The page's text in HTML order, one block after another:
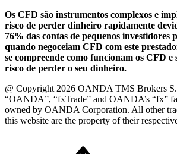
Os CFD são instrumentos complexos e
risco de perder dinheiro rapidamente
76% das contas de pequenos investidores
quando negoceiam CFD com este
se compreende como funcionam os CFD
risco de perder o seu dinheiro.
@ Copyright 2026 OANDA TMS Brokers
“OANDA”, “fxTrade” and OANDA’s “fx”
owned by OANDA Corporation. All other
this website are the property of their